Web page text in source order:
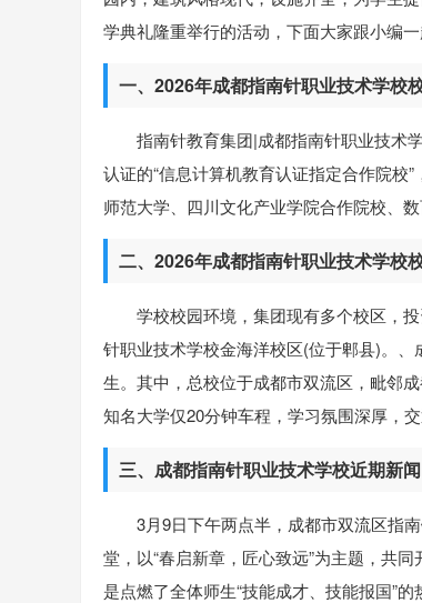
学典礼隆重举行的活动，下面大家跟小编一
一、2026年成都指南针职业技术学校
指南针教育集团|成都指南针职业技术
认证的“信息计算机教育认证指定合作院校
师范大学、四川文化产业学院合作院校、
二、2026年成都指南针职业技术学校
学校校园环境，集团现有多个校区，
针职业技术学校金海洋校区(位于郫县)。
生。其中，总校位于成都市双流区，毗邻
知名大学仅20分钟车程，学习氛围深厚，交
三、成都指南针职业技术学校近期新闻
3月9日下午两点半，成都市双流区指
堂，以“春启新章，匠心致远”为主题，共
是点燃了全体师生“技能成才、技能报国”的